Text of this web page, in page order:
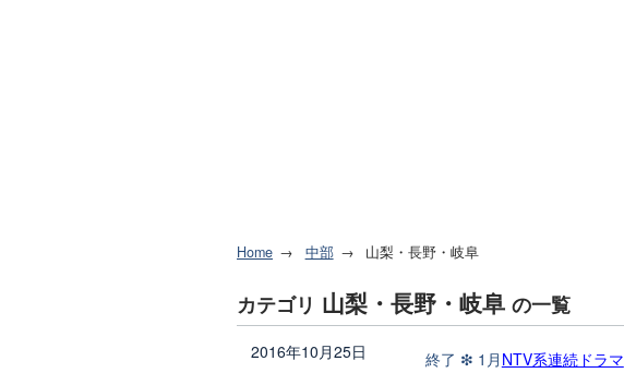
Home 中部 山梨・長野・岐阜
カテゴリ 山梨・長野・岐阜 の一覧
2016年10月25日 終了 ❇︎ 1月 NTV系連続ドラマ